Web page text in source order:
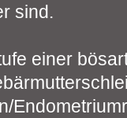
sind.
einer